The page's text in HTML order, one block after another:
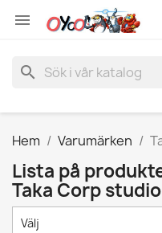

search
Hem Varumärken
Lista på
Taka Corp studio
Välj